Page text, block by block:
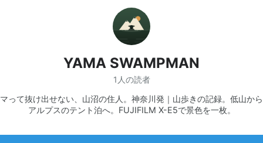
YAMA SWAMPMAN
1人の読者
って抜け出せない、山沼の住人。神奈川発｜山歩きの記録。低山か
アルプスのテント泊へ。FUJIFILM X-E5で景色を一枚。